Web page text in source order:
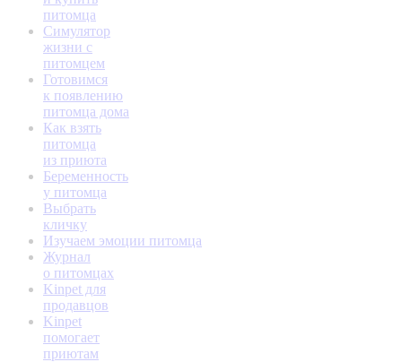
питомца
Симулятор
жизни с
питомцем
Готовимся
к появлению
питомца дома
Как взять
питомца
из приюта
Беременность
у питомца
Выбрать
кличку
Изучаем эмоции питомца
Журнал
о питомцах
Kinpet для
продавцов
Kinpet
помогает
приютам